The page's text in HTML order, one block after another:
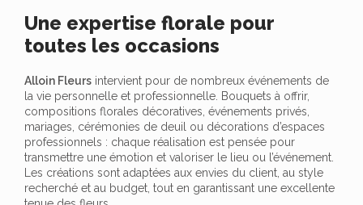
Une expertise florale pour
toutes les occasions
Alloin Fleurs intervient pour de nombreux événements de
la vie personnelle et professionnelle. Bouquets à offrir,
compositions florales décoratives, événements privés,
mariages, cérémonies de deuil ou décorations d’espaces
professionnels : chaque réalisation est pensée pour
transmettre une émotion et valoriser le lieu ou l’événement.
Les créations sont adaptées aux envies du client, au style
recherché et au budget, tout en garantissant une excellente